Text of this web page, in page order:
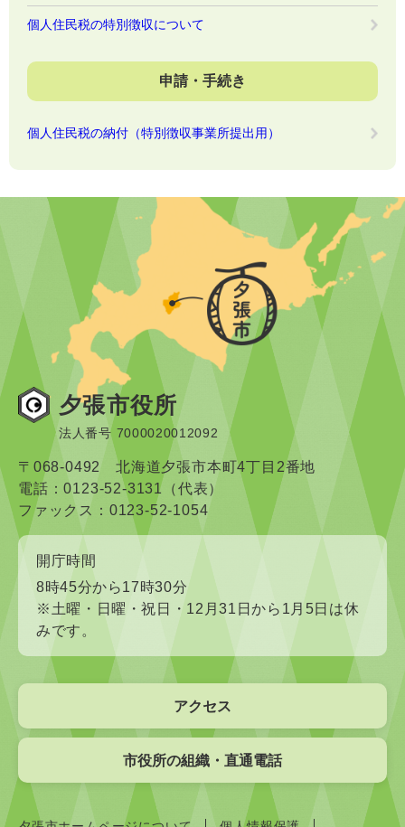
個人住民税の特別徴収について
申請・手続き
個人住民税の納付（特別徴収事業所提出用）
夕張市役所
法人番号 7000020012092
〒068-0492 北海道夕張市本町4丁目2番地
電話：0123-52-3131（代表）
ファックス：0123-52-1054
開庁時間
8時45分から17時30分
※土曜・日曜・祝日・12月31日から1月5日は休
みです。
アクセス
市役所の組織・直通電話